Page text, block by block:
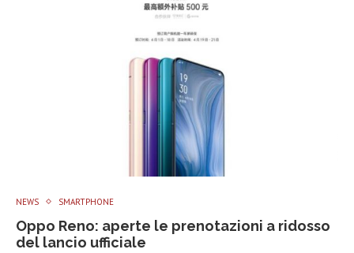
NEWS SMARTPHONE
Oppo Reno: aperte le prenotazioni a ridosso
del lancio ufficiale